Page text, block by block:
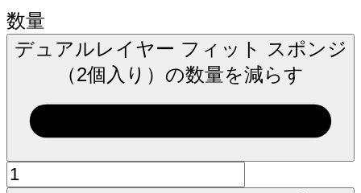
数量
デュアルレイヤー フィット スポンジ
（2個入り）の数量を減らす